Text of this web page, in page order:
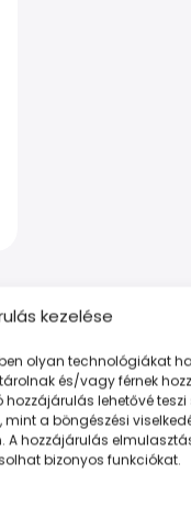
kezelése
olyan technológiákat
és/vagy férnek
lehetővé
a böngészési
A hozzájárulás
bizonyos funkciókat.
munkához.